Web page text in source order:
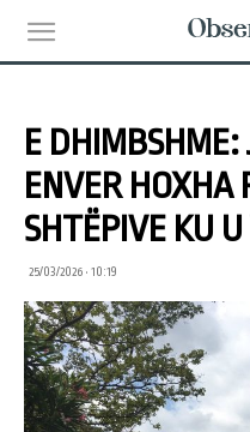
E DHIMBSHME:
ENVER HOXHA
SHTËPIVE KU
25/03/2026 • 10:19